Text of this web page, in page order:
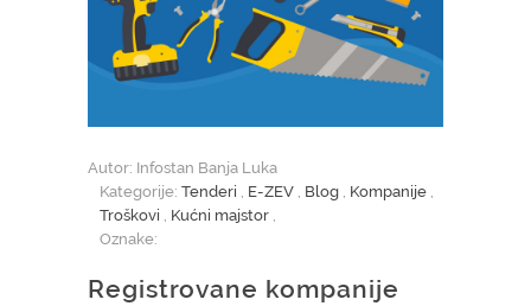
Autor: Infostan Banja Luka
Kategorije: Tenderi , E-ZEV , Blog , Kompanije ,
Troškovi , Kućni majstor ,
Oznake:
Registrovane kompanije